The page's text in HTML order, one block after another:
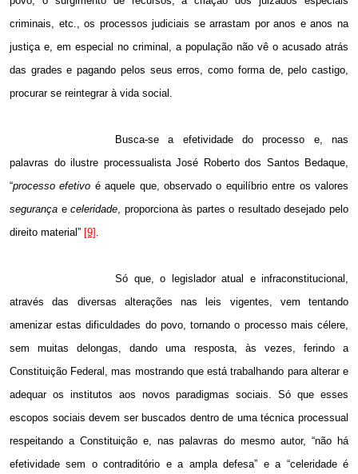
criminais, etc., os processos judiciais se arrastam por anos e anos na
justiça e, em especial no criminal, a população não vê o acusado atrás
das grades e pagando pelos seus erros, como forma de, pelo castigo,
procurar se reintegrar à vida social.
Busca-se a efetividade do processo e, nas
palavras do ilustre processualista José Roberto dos Santos Bedaque,
“processo efetivo é aquele que, observado o equilíbrio entre os valores
segurança eceleridade, proporciona às partes o resultado desejado pelo
direito material” [9] .
Só que, o legislador atual e infraconstitucional,
através das diversas alterações nas leis vigentes, vem tentando
amenizar estas dificuldades do povo, tornando o processo mais célere,
sem muitas delongas, dando uma resposta, às vezes, ferindo a
Constituição Federal, mas mostrando que está trabalhando para alterar e
adequar os institutos aos novos paradigmas sociais. Só que esses
escopos sociais devem ser buscados dentro de uma técnica processual
respeitando a Constituição e, nas palavras do mesmo autor, “não há
efetividade sem o contraditório e a ampla defesa” e a “celeridade é